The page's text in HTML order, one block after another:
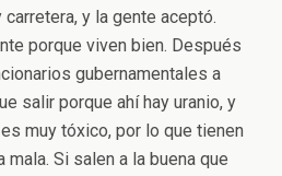
y la gente aceptó.
porque viven bien. Después
gubernamentales a
salir porque ahí hay uranio, y
muy tóxico, por lo que tienen
mala. Si salen a la buena que